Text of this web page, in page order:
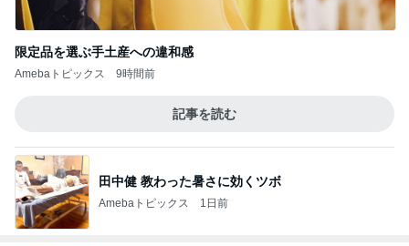
限定品を選ぶ手土産への違和感
Amebaトピックス 9時間前
記事を読む
田中健 教わった暑さに効くツボ
Amebaトピックス 1日前